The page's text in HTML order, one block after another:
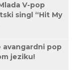
V-pop
singl “Hit My
avangardni pop
jeziku!